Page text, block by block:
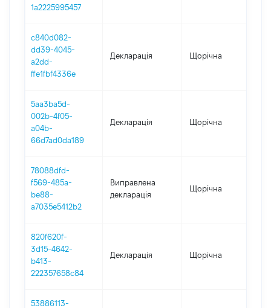
1a2225995457
c840d082-
dd39-4045-
a2dd-
ffe1fbf4336e
Декларація Щорічна
5aa3ba5d-
002b-4f05-
a04b-
66d7ad0da189
Декларація Щорічна
78088dfd-
f569-485a-
be88-
a7035e5412b2
Виправлена
декларація
Щорічна
820f620f-
3d15-4642-
b413-
222357658c84
Декларація Щорічна
53886113-